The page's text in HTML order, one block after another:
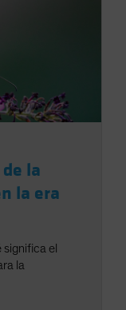
la
la era
el
la